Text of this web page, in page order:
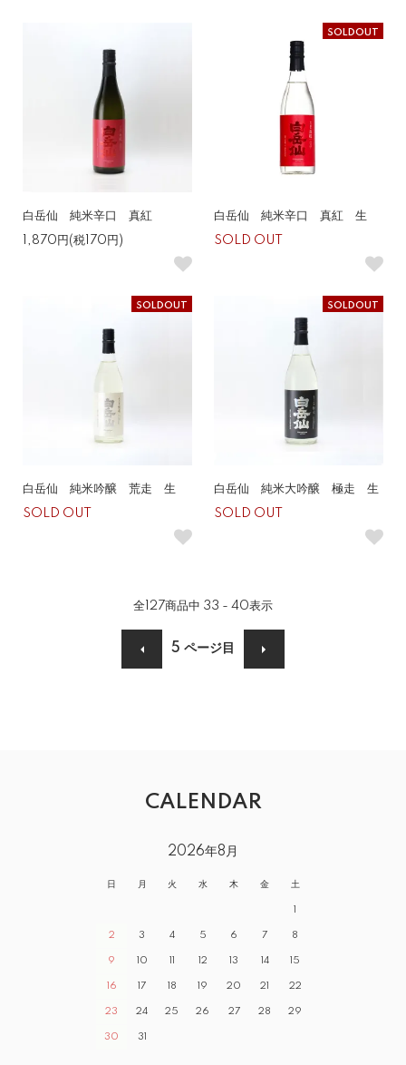
白岳仙 純米辛口 真紅
1,870円(税170円)
SOLDOUT
白岳仙 純米辛口 真紅 生
SOLD OUT
SOLDOUT
白岳仙 純米吟醸 荒走 生
SOLD OUT
SOLDOUT
白岳仙 純米大吟醸 極走 生
SOLD OUT
全 127商品中 33 - 40表示
5 ページ目
CALENDAR
2026年8月
日 月 火 水 木 金 土
1
2 3 4 5 6 7 8
9 10 11 12 13 14 15
16 17 18 19 20 21 22
23 24 25 26 27 28 29
30 31